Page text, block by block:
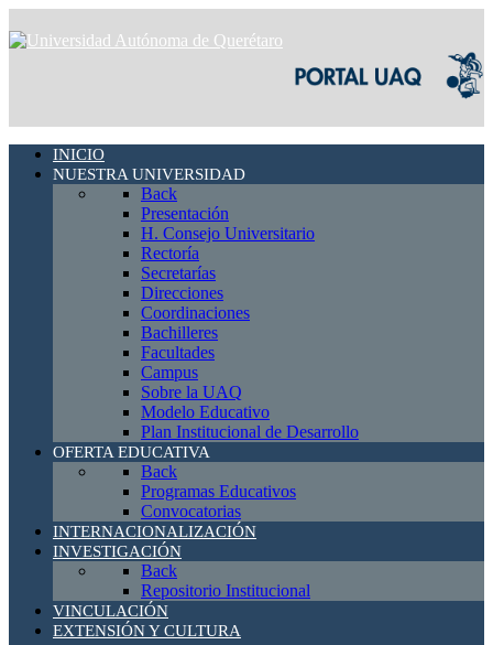
INICIO
NUESTRA UNIVERSIDAD
Back
Presentación
H. Consejo Universitario
Rectoría
Secretarías
Direcciones
Coordinaciones
Bachilleres
Facultades
Campus
Sobre la UAQ
Modelo Educativo
Plan Institucional de Desarrollo
OFERTA EDUCATIVA
Back
Programas Educativos
Convocatorias
INTERNACIONALIZACIÓN
INVESTIGACIÓN
Back
Repositorio Institucional
VINCULACIÓN
EXTENSIÓN Y CULTURA